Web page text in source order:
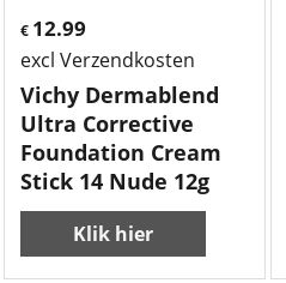
€ 12.99
excl Verzendkosten
Vichy Dermablend
Ultra Corrective
Foundation Cream
Stick 14 Nude 12g
Klik hier